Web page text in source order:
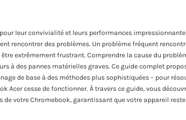
leur convivialité et leurs performances
rencontrer des problèmes. Un problème fréquent
extrêmement frustrant. Comprendre la cause du
à des pannes matérielles graves. Ce guide complet
de base à des méthodes plus sophistiquées – pour
Acer cesse de fonctionner. À travers ce guide, vous
de votre Chromebook, garantissant que votre appareil